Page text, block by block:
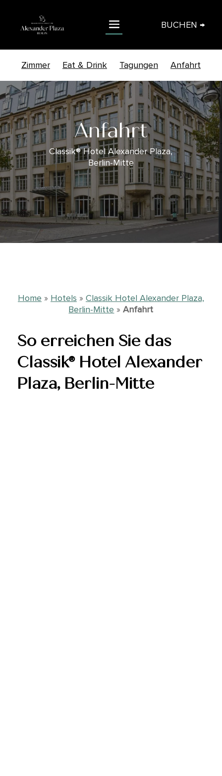
BUCHEN →
Zimmer Eat & Drink Tagungen Anfahrt
Anfahrt
Classik® Hotel Alexander Plaza,
Berlin-Mitte
Home » Hotels » Classik Hotel Alexander Plaza,
Berlin-Mitte »Anfahrt
So erreichen Sie das
Classik® Hotel Alexander
Plaza, Berlin-Mitte